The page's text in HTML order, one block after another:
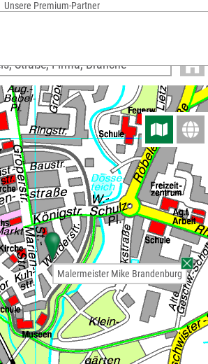
Unsere Premium-Partner
Mike Brandenburg
Malermeister Mike Brandenburg